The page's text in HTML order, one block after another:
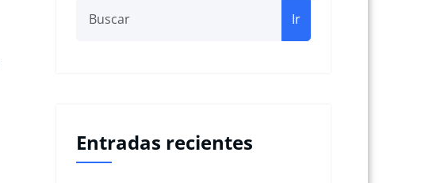
Ir
Entradas recientes